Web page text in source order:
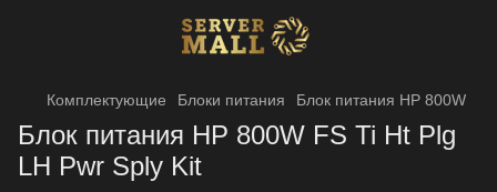
Комплектующие Блоки питания Блок питания HP 800W
Блок питания HP 800W FS Ti Ht Plg
LH Pwr Sply Kit